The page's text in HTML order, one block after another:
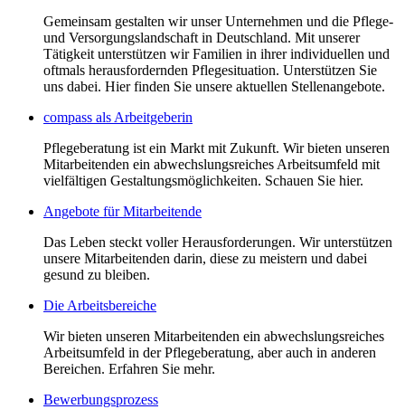
Gemeinsam gestalten wir unser Unternehmen und die Pflege-
und Versorgungslandschaft in Deutschland. Mit unserer
Tätigkeit unterstützen wir Familien in ihrer individuellen und
oftmals herausfordernden Pflegesituation. Unterstützen Sie
uns dabei. Hier finden Sie unsere aktuellen Stellenangebote.
compass als Arbeitgeberin
Pflegeberatung ist ein Markt mit Zukunft. Wir bieten unseren
Mitarbeitenden ein abwechslungsreiches Arbeitsumfeld mit
vielfältigen Gestaltungsmöglichkeiten. Schauen Sie hier.
Angebote für Mitarbeitende
Das Leben steckt voller Herausforderungen. Wir unterstützen
unsere Mitarbeitenden darin, diese zu meistern und dabei
gesund zu bleiben.
Die Arbeitsbereiche
Wir bieten unseren Mitarbeitenden ein abwechslungsreiches
Arbeitsumfeld in der Pflegeberatung, aber auch in anderen
Bereichen. Erfahren Sie mehr.
Bewerbungsprozess